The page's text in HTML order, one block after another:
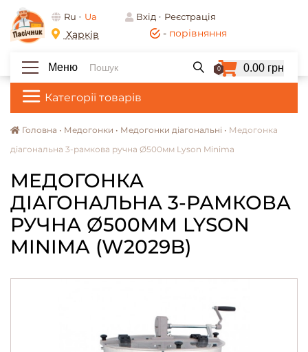
- порівняння
Ru Ua Вхід Реєстрація
Харків
Категорії товарів
Меню 0 0.00 грн
Головна • Медогонки • Медогонки діагональні • Медогонка
діагональна 3-рамкова ручна Ø500мм Lyson Minima
МЕДОГОНКА
ДІАГОНАЛЬНА 3-РАМКОВА
РУЧНА Ø500ММ LYSON
MINIMA (W2029B)